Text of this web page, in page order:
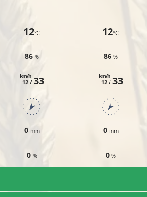
12°C
86%
12 /
km/h 33
0 mm
0%
12°C
86%
12 /
km/h 33
0 mm
0%